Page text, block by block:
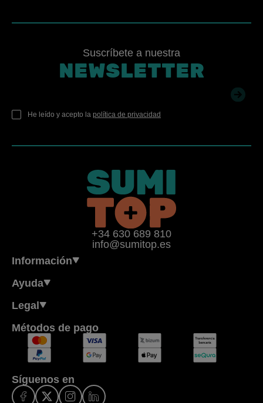
Suscríbete a nuestra
NEWSLETTER
He leído y acepto la política de privacidad
+34 630 689 810
info@sumitop.es
Información
Ayuda
Legal
Métodos de pago
Síguenos en